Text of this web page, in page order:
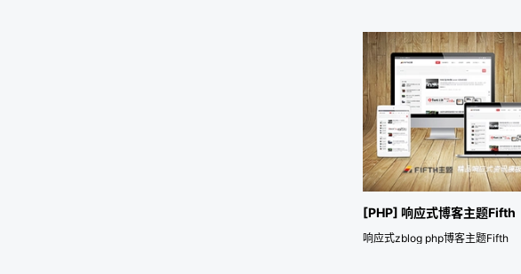
[PHP] 响应式博客主题Fifth
响应式zblog php博客主题Fifth